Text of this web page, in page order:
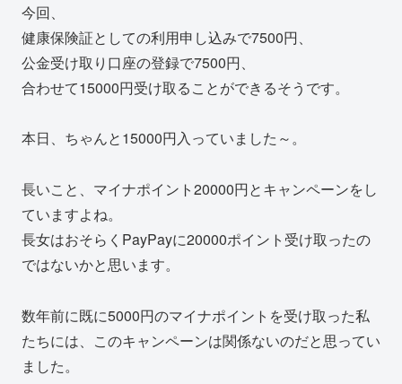
今回、
健康保険証としての利用申し込みで7500円、
公金受け取り口座の登録で7500円、
合わせて15000円受け取ることができるそうです。
本日、ちゃんと15000円入っていました～。
長いこと、マイナポイント20000円とキャンペーンをし
ていますよね。
長女はおそらくPayPayに20000ポイント受け取ったの
ではないかと思います。
数年前に既に5000円のマイナポイントを受け取った私
たちには、このキャンペーンは関係ないのだと思ってい
ました。